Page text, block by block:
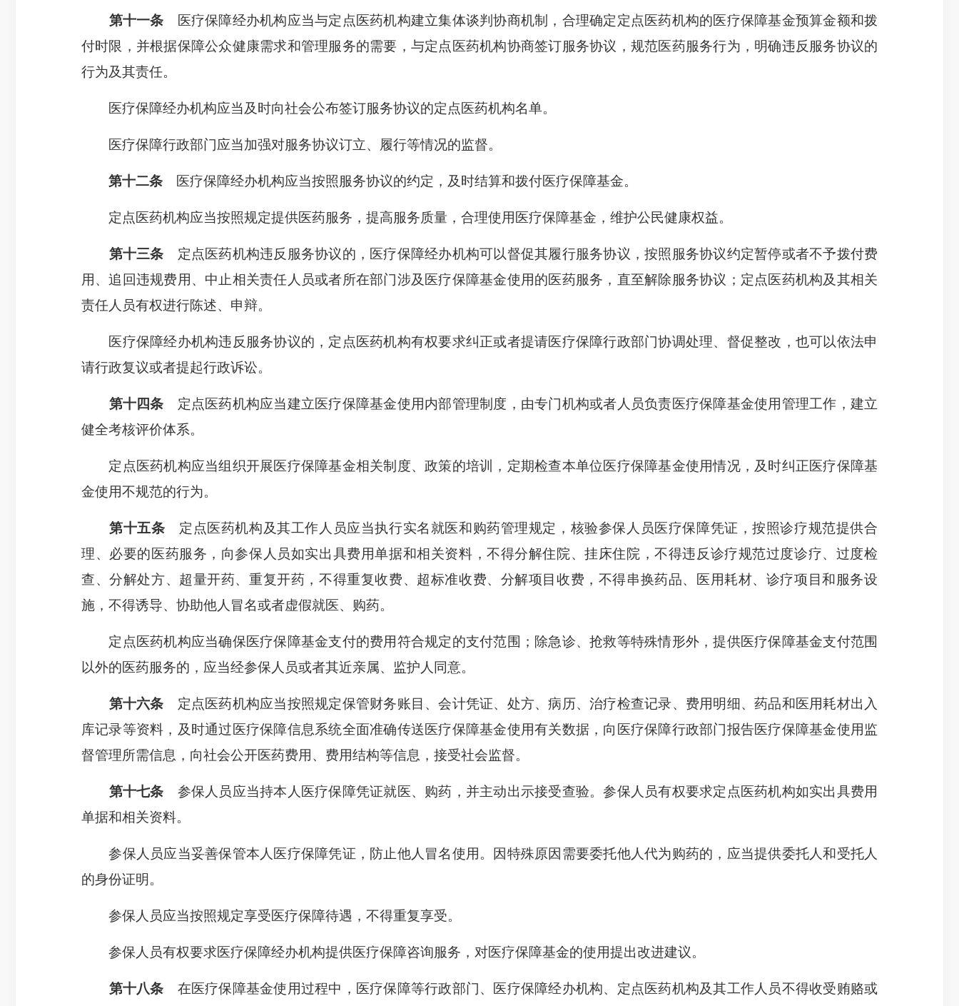
第十一条 医疗保障经办机构应当与定点医药机构建立集体谈判协商机制，合理确定定点医药机构的医疗保障基金预算金额和拨
付时限，并根据保障公众健康需求和管理服务的需要，与定点医药机构协商签订服务协议，规范医药服务行为，明确违反服务协议的
行为及其责任。
医疗保障经办机构应当及时向社会公布签订服务协议的定点医药机构名单。
医疗保障行政部门应当加强对服务协议订立、履行等情况的监督。
第十二条 医疗保障经办机构应当按照服务协议的约定，及时结算和拨付医疗保障基金。
定点医药机构应当按照规定提供医药服务，提高服务质量，合理使用医疗保障基金，维护公民健康权益。
第十三条 定点医药机构违反服务协议的，医疗保障经办机构可以督促其履行服务协议，按照服务协议约定暂停或者不予拨付费
用、追回违规费用、中止相关责任人员或者所在部门涉及医疗保障基金使用的医药服务，直至解除服务协议；定点医药机构及其相关
责任人员有权进行陈述、申辩。
医疗保障经办机构违反服务协议的，定点医药机构有权要求纠正或者提请医疗保障行政部门协调处理、督促整改，也可以依法申
请行政复议或者提起行政诉讼。
第十四条 定点医药机构应当建立医疗保障基金使用内部管理制度，由专门机构或者人员负责医疗保障基金使用管理工作，建立
健全考核评价体系。
定点医药机构应当组织开展医疗保障基金相关制度、政策的培训，定期检查本单位医疗保障基金使用情况，及时纠正医疗保障基
金使用不规范的行为。
第十五条 定点医药机构及其工作人员应当执行实名就医和购药管理规定，核验参保人员医疗保障凭证，按照诊疗规范提供合
理、必要的医药服务，向参保人员如实出具费用单据和相关资料，不得分解住院、挂床住院，不得违反诊疗规范过度诊疗、过度检
查、分解处方、超量开药、重复开药，不得重复收费、超标准收费、分解项目收费，不得串换药品、医用耗材、诊疗项目和服务设
施，不得诱导、协助他人冒名或者虚假就医、购药。
定点医药机构应当确保医疗保障基金支付的费用符合规定的支付范围；除急诊、抢救等特殊情形外，提供医疗保障基金支付范围
以外的医药服务的，应当经参保人员或者其近亲属、监护人同意。
第十六条 定点医药机构应当按照规定保管财务账目、会计凭证、处方、病历、治疗检查记录、费用明细、药品和医用耗材出入
库记录等资料，及时通过医疗保障信息系统全面准确传送医疗保障基金使用有关数据，向医疗保障行政部门报告医疗保障基金使用监
督管理所需信息，向社会公开医药费用、费用结构等信息，接受社会监督。
第十七条 参保人员应当持本人医疗保障凭证就医、购药，并主动出示接受查验。参保人员有权要求定点医药机构如实出具费用
单据和相关资料。
参保人员应当妥善保管本人医疗保障凭证，防止他人冒名使用。因特殊原因需要委托他人代为购药的，应当提供委托人和受托人
的身份证明。
参保人员应当按照规定享受医疗保障待遇，不得重复享受。
参保人员有权要求医疗保障经办机构提供医疗保障咨询服务，对医疗保障基金的使用提出改进建议。
第十八条 在医疗保障基金使用过程中，医疗保障等行政部门、医疗保障经办机构、定点医药机构及其工作人员不得收受贿赂或